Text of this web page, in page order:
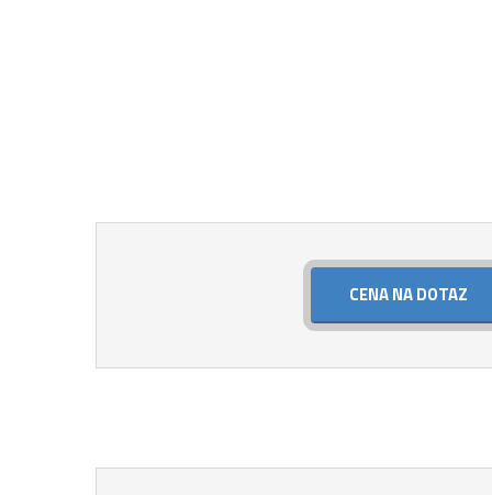
CENA NA DOTAZ